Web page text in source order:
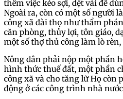
thêm việc kéo sợi, dệt vải để
Ngoài ra, còn có một số người
công xã đài thọ như thẩm
căn phòng, thủy lợi, tôn giáo,
một số thợ thủ công làm lò rèn,
Nông dân phải nộp một phần
hình thức thuế đất, một phần
công xã và cho tăng lữ Họ còn
động ở các công trình nhà